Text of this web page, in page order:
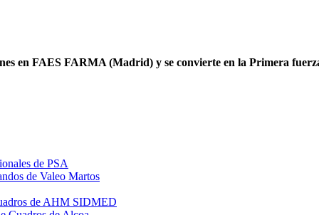
en FAES FARMA (Madrid) y se convierte en la Primera
de PSA
de Valeo Martos
de AHM SIDMED